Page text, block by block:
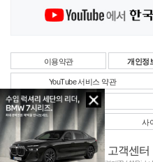
이용약관 개인정
YouTube 서비스 약관
사업자정보
사
고객센터